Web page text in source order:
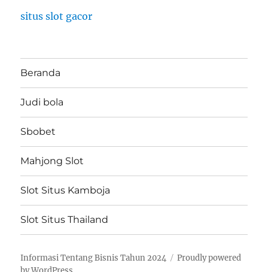
situs slot gacor
Beranda
Judi bola
Sbobet
Mahjong Slot
Slot Situs Kamboja
Slot Situs Thailand
Informasi Tentang Bisnis Tahun 2024
Proudly powered